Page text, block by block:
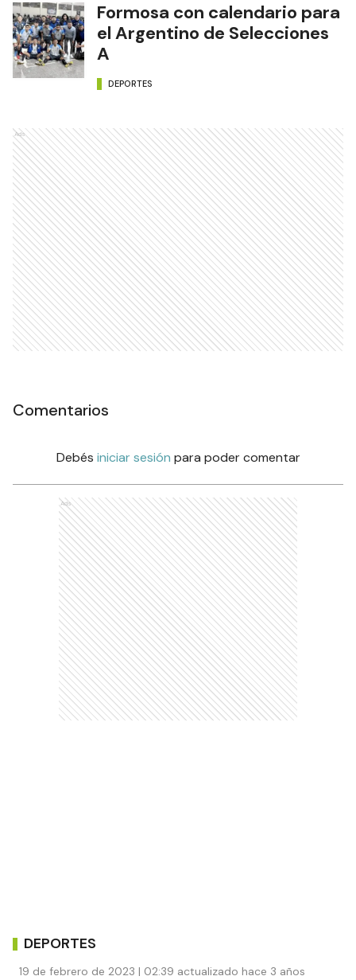
Formosa con calendario para
el Argentino de Selecciones
A
DEPORTES
Ads
Comentarios
Debés iniciar sesión para poder comentar
Ads
DEPORTES
19 de febrero de 2023 | 02:39 actualizado hace 3 años